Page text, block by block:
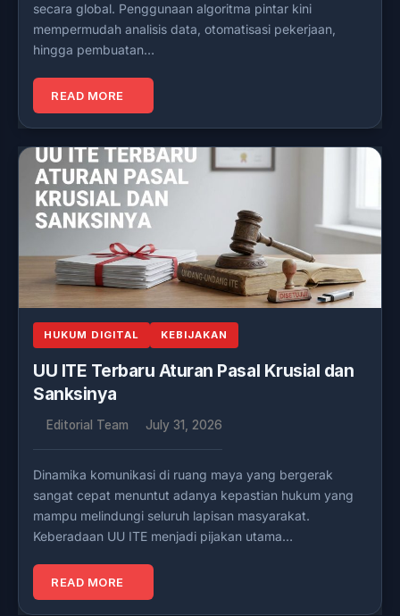
secara global. Penggunaan algoritma pintar kini
mempermudah analisis data, otomatisasi pekerjaan,
hingga pembuatan…
READ MORE
HUKUM DIGITAL KEBIJAKAN
UU ITE Terbaru Aturan Pasal Krusial dan
Sanksinya
Editorial Team July 31, 2026
Dinamika komunikasi di ruang maya yang bergerak
sangat cepat menuntut adanya kepastian hukum yang
mampu melindungi seluruh lapisan masyarakat.
Keberadaan UU ITE menjadi pijakan utama…
READ MORE